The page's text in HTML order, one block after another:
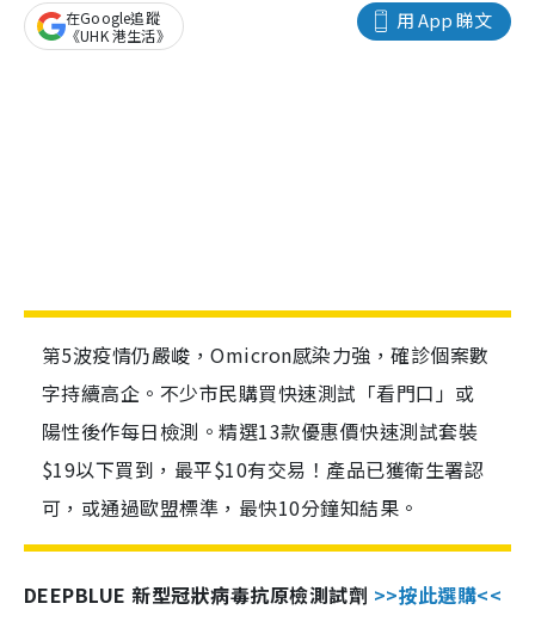
用 App 睇文
在Google追蹤
《UHK 港生活》
第5波疫情仍嚴峻，Omicron感染力強，確診個案數
字持續高企。不少市民購買快速測試「看門口」或
陽性後作每日檢測。精選13款優惠價快速測試套裝
$19以下買到，最平$10有交易！產品已獲衛生署認
可，或通過歐盟標準，最快10分鐘知結果。
DEEPBLUE 新型冠狀病毒抗原檢測試劑 >>按此選購<<